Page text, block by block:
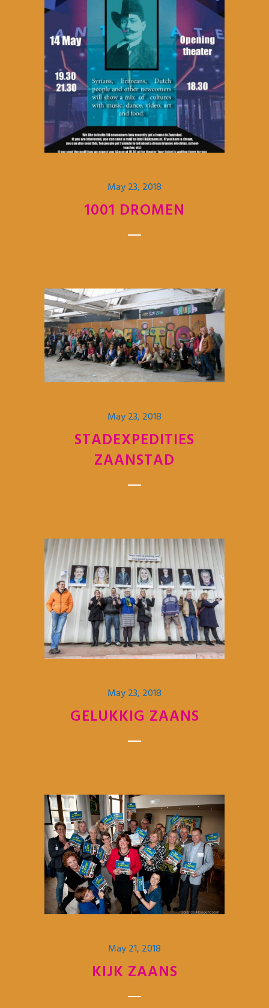
May 23, 2018
1001 DROMEN
May 23, 2018
STADEXPEDITIES
ZAANSTAD
May 23, 2018
GELUKKIG ZAANS
May 21, 2018
KIJK ZAANS